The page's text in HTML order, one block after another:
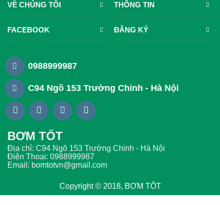
VỀ CHÚNG TÔI THÔNG TIN
FACEBOOK ĐĂNG KÝ
0988999987
C94 Ngõ 153 Trường Chinh - Hà Nội
BƠM TỐT
Địa chỉ: C94 Ngõ 153 Trường Chinh - Hà Nội
Điện Thoại: 0988999987
Email: bomtotvn@gmail.com
Copyright © 2018, BƠM TỐT